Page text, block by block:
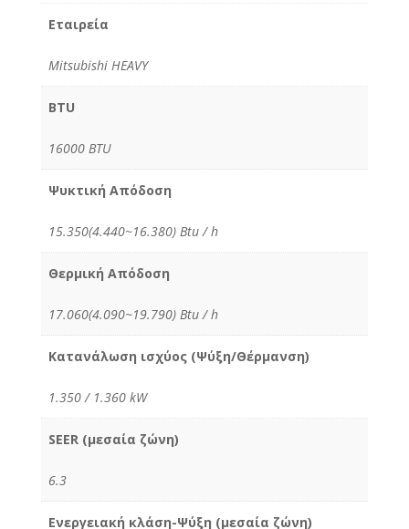
Εταιρεία
Mitsubishi HEAVY
BTU
16000 BTU
Ψυκτική Απόδοση
15.350(4.440~16.380) Btu / h
Θερμική Απόδοση
17.060(4.090~19.790) Btu / h
Κατανάλωση ισχύος (Ψύξη/Θέρμανση)
1.350 / 1.360 kW
SEER (μεσαία ζώνη)
6.3
Ενεργειακή κλάση-Ψύξη (μεσαία ζώνη)